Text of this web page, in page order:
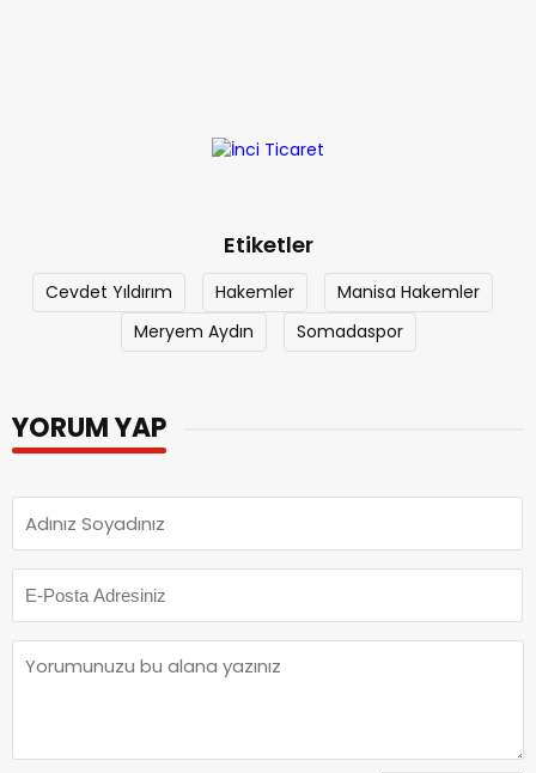
Etiketler
Cevdet Yıldırım Hakemler
Manisa Hakemler
Meryem Aydın
Somadaspor
YORUM YAP